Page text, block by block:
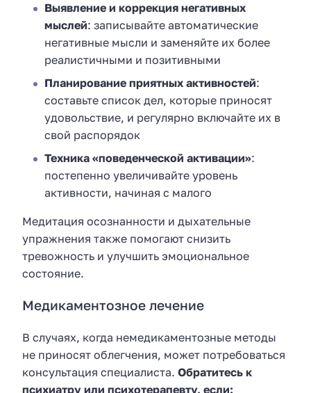
Выявление и коррекция негативных
мыслей: записывайте автоматические
негативные мысли и заменяйте их более
реалистичными и позитивными
Планирование приятных активностей:
составьте список дел, которые приносят
удовольствие, и регулярно включайте их в
свой распорядок
Техника «поведенческой активации»:
постепенно увеличивайте уровень
активности, начиная с малого
Медитация осознанности и дыхательные
упражнения также помогают снизить
тревожность и улучшить эмоциональное
состояние.
Медикаментозное лечение
В случаях, когда немедикаментозные методы
не приносят облегчения, может потребоваться
консультация специалиста. Обратитесь к
психиатру или психотерапевту, если: